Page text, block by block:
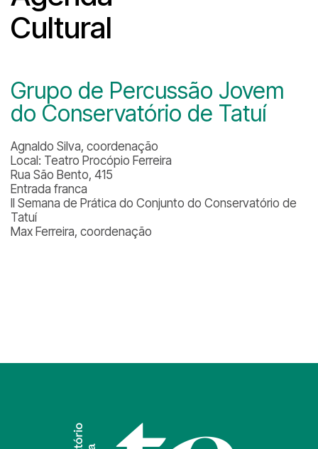
Cultural
Grupo de Percussão Jovem
do Conservatório de Tatuí
Agnaldo Silva, coordenação
Local: Teatro Procópio Ferreira
Rua São Bento, 415
Entrada franca
II Semana de Prática do Conjunto do Conservatório de
Tatuí
Max Ferreira, coordenação